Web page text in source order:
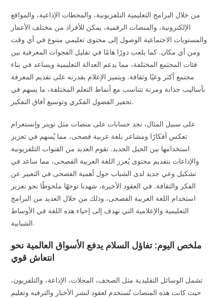
من خلال البرامج التعليمية التلفزيونية، والمحطات الإذاعية، والمواقع
الإلكترونية، والمنصات الرقمية، يمكن للأفراد من مختلف الأعمار
والمستويات الاجتماعية الوصول إلى محتوى تعليمي متنوع في أي وقت
ومن أي مكان. كما يلعب دورًا هامًا في تقليل الفجوات المعرفية بين
فئات المجتمع المختلفة، مما يدعم العدالة التعليمية ويساعد في بناء
مجتمع أكثر وعيًا وثقافة. ويتميز الإعلام بقدرته على تقديم المعرفة
بأساليب جذابة ومرنة تتناسب مع أنماط التعلم المختلفة، ما يسهم في
تحفيز الفضول الفكري وتوسيع آفاق التفكير.
على سبيل المثال، نجد حسابات على منصات مثل تويتر وإنستغرام
تعكس أفكارًا ومشاعر بلغة عربية فصحى، مما يُسهم في تعزيز
استخدامها بين الجيل الجديد. تقوم العديد من القنوات التلفزيونية
والإذاعات بتقديم محتوى يُعزز اللغة العربية الفصحى، مما ساعد في
تشكيل وعي جديد لدى الشباب حول أهمية الفصحى في التعبير عن
الفكر والثقافة. في العقود الأخيرة، شهدنا توجهًا ملحوظًا نحو تعزيز
استخدام اللغة العربية الفصحى، وذلك من خلال العديد من البرامج
التعليمية والإعلامية التي تهدف إلى إحياء هذه اللغة في الأوساط
الشبابية.
ملخص اليوم: تفاؤل السلام يدفع الأسواق العالمية نحو
انتعاش قوي
تشمل الوسائل التقليدية مثل الصحف، المجلات، الإذاعة، والتلفزيون،
حيث كانت هذه المنصات تُستخدم لعقود لنشر الأخبار والترفيه وتعليم